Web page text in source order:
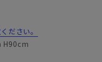
ださい。
H90cm